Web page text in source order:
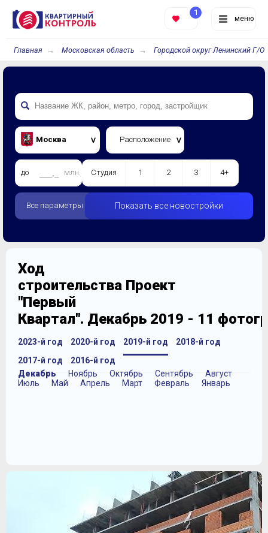
меню
1
Главная Московская область Городской округ Ленинский Г/О
Москва Расположение
до млн. Студия 1 2 3 4+
Все параметры Показать все новостройки
Ход
строительства Проект
"Первый
Квартал". Декабрь 2019 - 11
2023-й год 2020-й год 2019-й год
Декабрь Ноябрь Октябрь Сентябрь
Август
Июль
Май Апрель Март Февраль Январь
2018-й год
2017-й год
2016-й год